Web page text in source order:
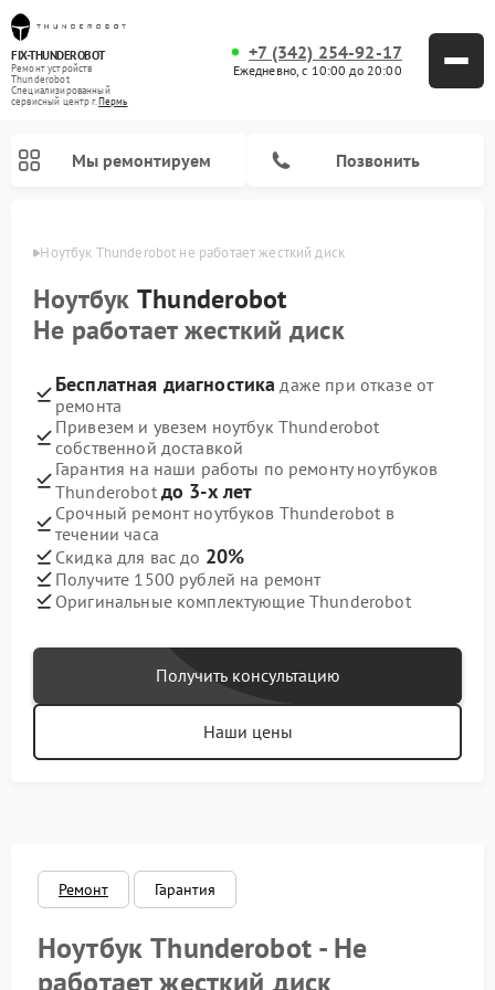
FIX-THUNDEROBOT
Ремонт устройств
Thunderobot
Специализированный
cервисный центр г.Пермь
+7 (342) 254-92-17
Ежедневно, с 10:00 до 20:00
Мы ремонтируем Позвонить
Ноутбук Thunderobot не работает жесткий диск
Ноутбук Thunderobot
Не работает жесткий диск
Бесплатная диагностика даже при отказе от
ремонта
Привезем и увезем ноутбук Thunderobot
собственной доставкой
Гарантия на наши работы по ремонту ноутбуков
Thunderobot до 3-х лет
Срочный ремонт ноутбуков Thunderobot в
течении часа
Скидка для вас до 20%
Получите 1500 рублей на ремонт
Оригинальные комплектующие Thunderobot
Получить консультацию
Наши цены
Ремонт Гарантия
Ноутбук Thunderobot - Не
работает жесткий диск